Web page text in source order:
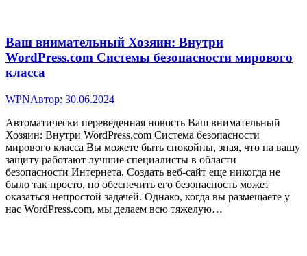
Ваш внимательный Хозяин: Внутри
WordPress.com Системы безопасности мирового
класса
WPNАвтор: 30.06.2024
Автоматически переведенная новость Ваш внимательный
Хозяин: Внутри WordPress.com Система безопасности
мирового класса Вы можете быть спокойны, зная, что на вашу
защиту работают лучшие специалисты в области
безопасности Интернета. Создать веб-сайт еще никогда не
было так просто, но обеспечить его безопасность может
оказаться непростой задачей. Однако, когда вы размещаете у
нас WordPress.com, мы делаем всю тяжелую…